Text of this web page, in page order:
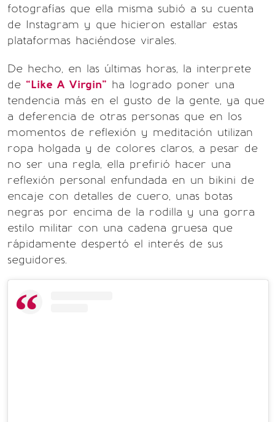
fotografías que ella misma subió a su cuenta
de Instagram y que hicieron estallar estas
plataformas haciéndose virales.
De hecho, en las últimas horas, la interprete
de “Like A Virgin” ha logrado poner una
tendencia más en el gusto de la gente, ya que
a deferencia de otras personas que en los
momentos de reflexión y meditación utilizan
ropa holgada y de colores claros, a pesar de
no ser una regla, ella prefirió hacer una
reflexión personal enfundada en un bikini de
encaje con detalles de cuero, unas botas
negras por encima de la rodilla y una gorra
estilo militar con una cadena gruesa que
rápidamente despertó el interés de sus
seguidores.